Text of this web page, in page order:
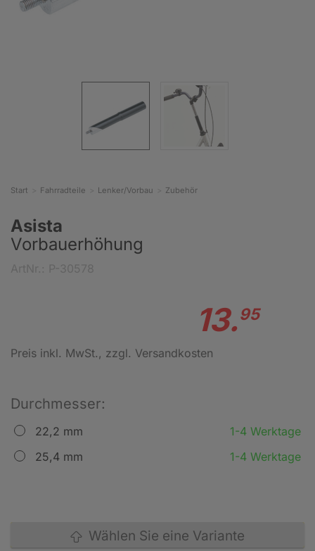
Start Fahrradteile Lenker/Vorbau Zubehör
Asista
Vorbauerhöhung
13.95
Preis inkl. MwSt., zzgl. Versandkosten
Durchmesser:
22,2 mm
1-4 Werktage
25,4 mm
1-4 Werktage
Wählen Sie eine Variante